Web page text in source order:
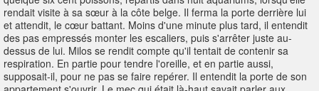
rendait visite à sa sœur à la côte belge. Il ferma la porte derrière lui
et attendit, le cœur battant. Moins d'une minute plus tard, il entendit
des pas empressés monter les escaliers, puis s'arrêter juste au-
dessus de lui. Milos se rendit compte qu'il tentait de contenir sa
respiration. En partie pour tendre l'oreille, et en partie aussi,
supposait-il, pour ne pas se faire repérer. Il entendit la porte de son